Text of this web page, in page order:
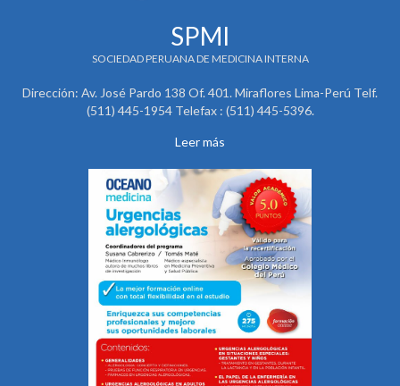
SPMI
SOCIEDAD PERUANA DE MEDICINA INTERNA
Dirección: Av. José Pardo 138 Of. 401. Miraflores Lima-Perú Telf.
(511) 445-1954 Telefax : (511) 445-5396.
Leer más